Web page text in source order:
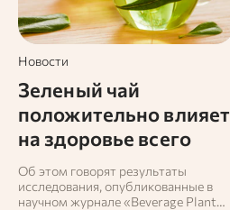
Новости
Зеленый чай
положительно влияет
на здоровье всего
организма
Об этом говорят результаты
исследования, опубликованные в
научном журнале «Beverage Plant